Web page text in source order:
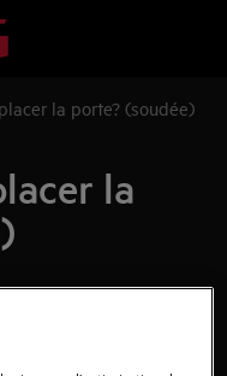
la porte? (soudée)
la
éteignez